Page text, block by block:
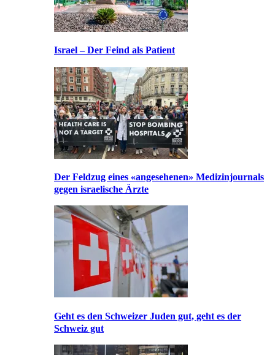
Israel – Der Feind als Patient
Der Feldzug eines «angesehenen» Medizinjournals
gegen israelische Ärzte
Geht es den Schweizer Juden gut, geht es der
Schweiz gut